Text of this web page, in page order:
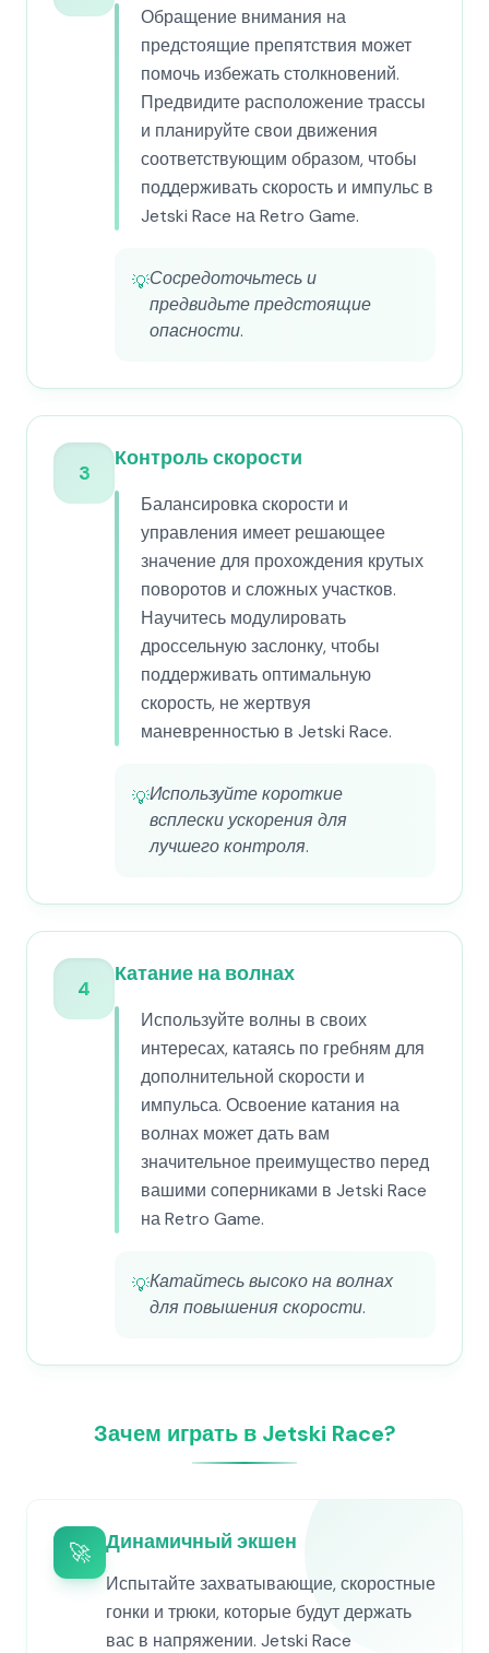
Обращение внимания на
предстоящие препятствия может
помочь избежать столкновений.
Предвидите расположение трассы
и планируйте свои движения
соответствующим образом, чтобы
поддерживать скорость и импульс в
Jetski Race на Retro Game.
💡Сосредоточьтесь и
предвидьте предстоящие
опасности.
3
Контроль скорости
Балансировка скорости и
управления имеет решающее
значение для прохождения крутых
поворотов и сложных участков.
Научитесь модулировать
дроссельную заслонку, чтобы
поддерживать оптимальную
скорость, не жертвуя
маневренностью в Jetski Race.
💡Используйте короткие
всплески ускорения для
лучшего контроля.
4
Катание на волнах
Используйте волны в своих
интересах, катаясь по гребням для
дополнительной скорости и
импульса. Освоение катания на
волнах может дать вам
значительное преимущество перед
вашими соперниками в Jetski Race
на Retro Game.
💡Катайтесь высоко на волнах
для повышения скорости.
Зачем играть в Jetski Race?
🚀 Динамичный экшен
Испытайте захватывающие, скоростные
гонки и трюки, которые будут держать
вас в напряжении. Jetski Race